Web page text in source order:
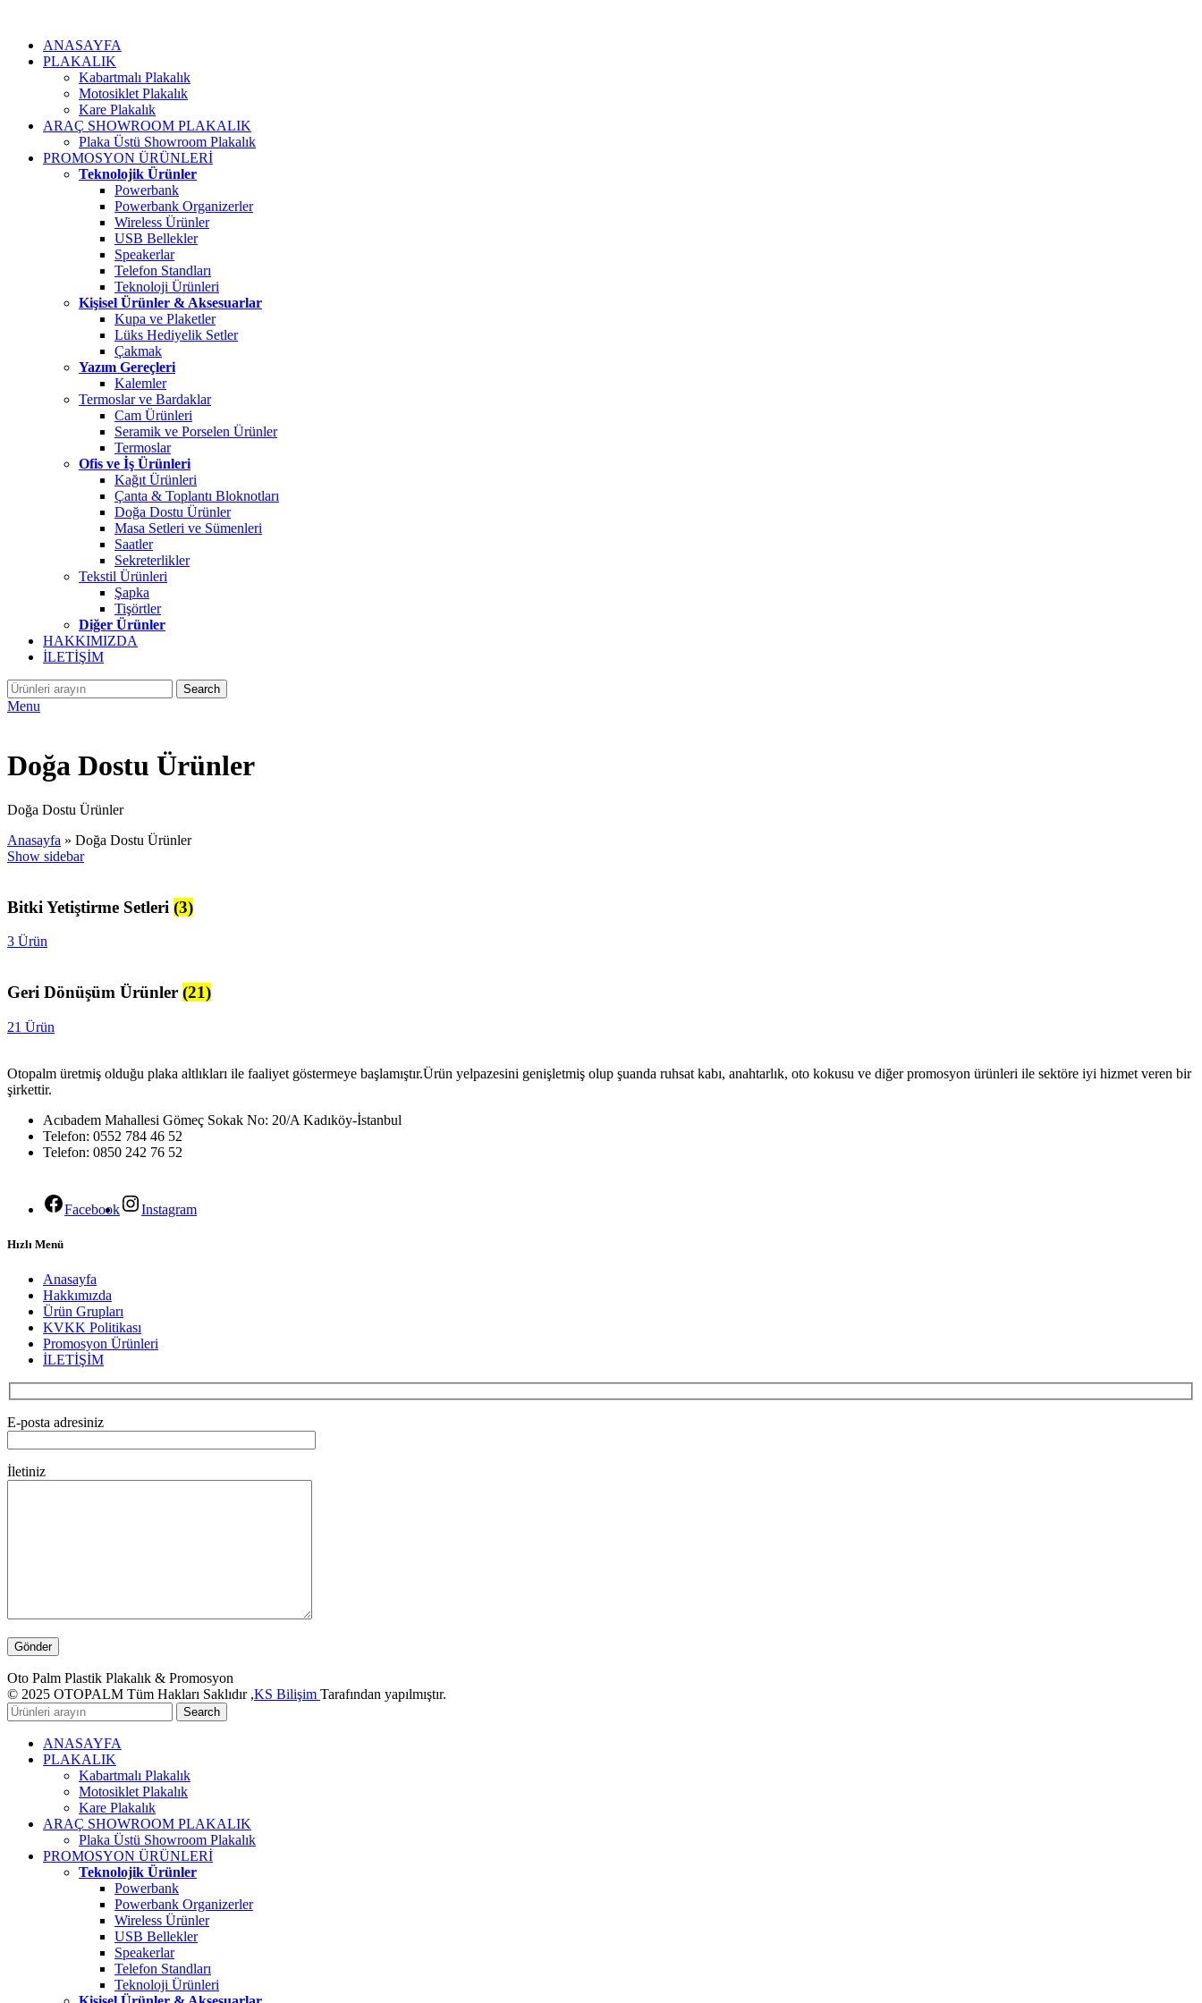
ANASAYFA
PLAKALIK
Kabartmalı Plakalık
Motosiklet Plakalık
Kare Plakalık
ARAÇ SHOWROOM PLAKALIK
Plaka Üstü Showroom Plakalık
PROMOSYON ÜRÜNLERİ
Teknolojik Ürünler
Powerbank
Powerbank Organizerler
Wireless Ürünler
USB Bellekler
Speakerlar
Telefon Standları
Teknoloji Ürünleri
Kişisel Ürünler & Aksesuarlar
Kupa ve Plaketler
Lüks Hediyelik Setler
Çakmak
Yazım Gereçleri
Kalemler
Termoslar ve Bardaklar
Cam Ürünleri
Seramik ve Porselen Ürünler
Termoslar
Ofis ve İş Ürünleri
Kağıt Ürünleri
Çanta & Toplantı Bloknotları
Doğa Dostu Ürünler
Masa Setleri ve Sümenleri
Saatler
Sekreterlikler
Tekstil Ürünleri
Şapka
Tişörtler
Diğer Ürünler
HAKKIMIZDA
İLETİŞİM
Search
Menu
Doğa Dostu Ürünler
Doğa Dostu Ürünler
Anasayfa » Doğa Dostu Ürünler
Show sidebar
Bitki Yetiştirme Setleri (3)
3 Ürün
Geri Dönüşüm Ürünler (21)
21 Ürün
Otopalm üretmiş olduğu plaka altlıkları ile faaliyet göstermeye başlamıştır.Ürün yelpazesini genişletmiş olup şuanda ruhsat kabı, anahtarlık, oto kokusu ve diğer promosyon ürünleri ile sektöre iyi hizmet veren bir
şirkettir.
Acıbadem Mahallesi Gömeç Sokak No: 20/A Kadıköy-İstanbul
Telefon: 0552 784 46 52
Telefon: 0850 242 76 52
Facebook Instagram
Hızlı Menü
Anasayfa
Hakkımızda
Ürün Grupları
KVKK Politikası
Promosyon Ürünleri
İLETİŞİM
E-posta adresiniz
İletiniz
Oto Palm Plastik Plakalık & Promosyon
© 2025 OTOPALM Tüm Hakları Saklıdır ,KS Bilişim Tarafından yapılmıştır.
Search
ANASAYFA
PLAKALIK
Kabartmalı Plakalık
Motosiklet Plakalık
Kare Plakalık
ARAÇ SHOWROOM PLAKALIK
Plaka Üstü Showroom Plakalık
PROMOSYON ÜRÜNLERİ
Teknolojik Ürünler
Powerbank
Powerbank Organizerler
Wireless Ürünler
USB Bellekler
Speakerlar
Telefon Standları
Teknoloji Ürünleri